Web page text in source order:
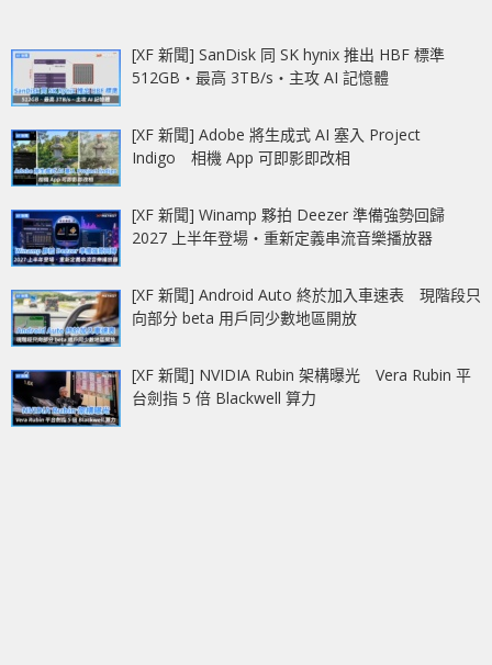
[XF 新聞] SanDisk 同 SK hynix 推出 HBF 標準
512GB‧最高 3TB/s‧主攻 AI 記憶體
[XF 新聞] Adobe 將生成式 AI 塞入 Project
Indigo 相機 App 可即影即改相
[XF 新聞] Winamp 夥拍 Deezer 準備強勢回歸
2027 上半年登場‧重新定義串流音樂播放器
[XF 新聞] Android Auto 終於加入車速表 現階段只
向部分 beta 用戶同少數地區開放
[XF 新聞] NVIDIA Rubin 架構曝光 Vera Rubin 平
台劍指 5 倍 Blackwell 算力